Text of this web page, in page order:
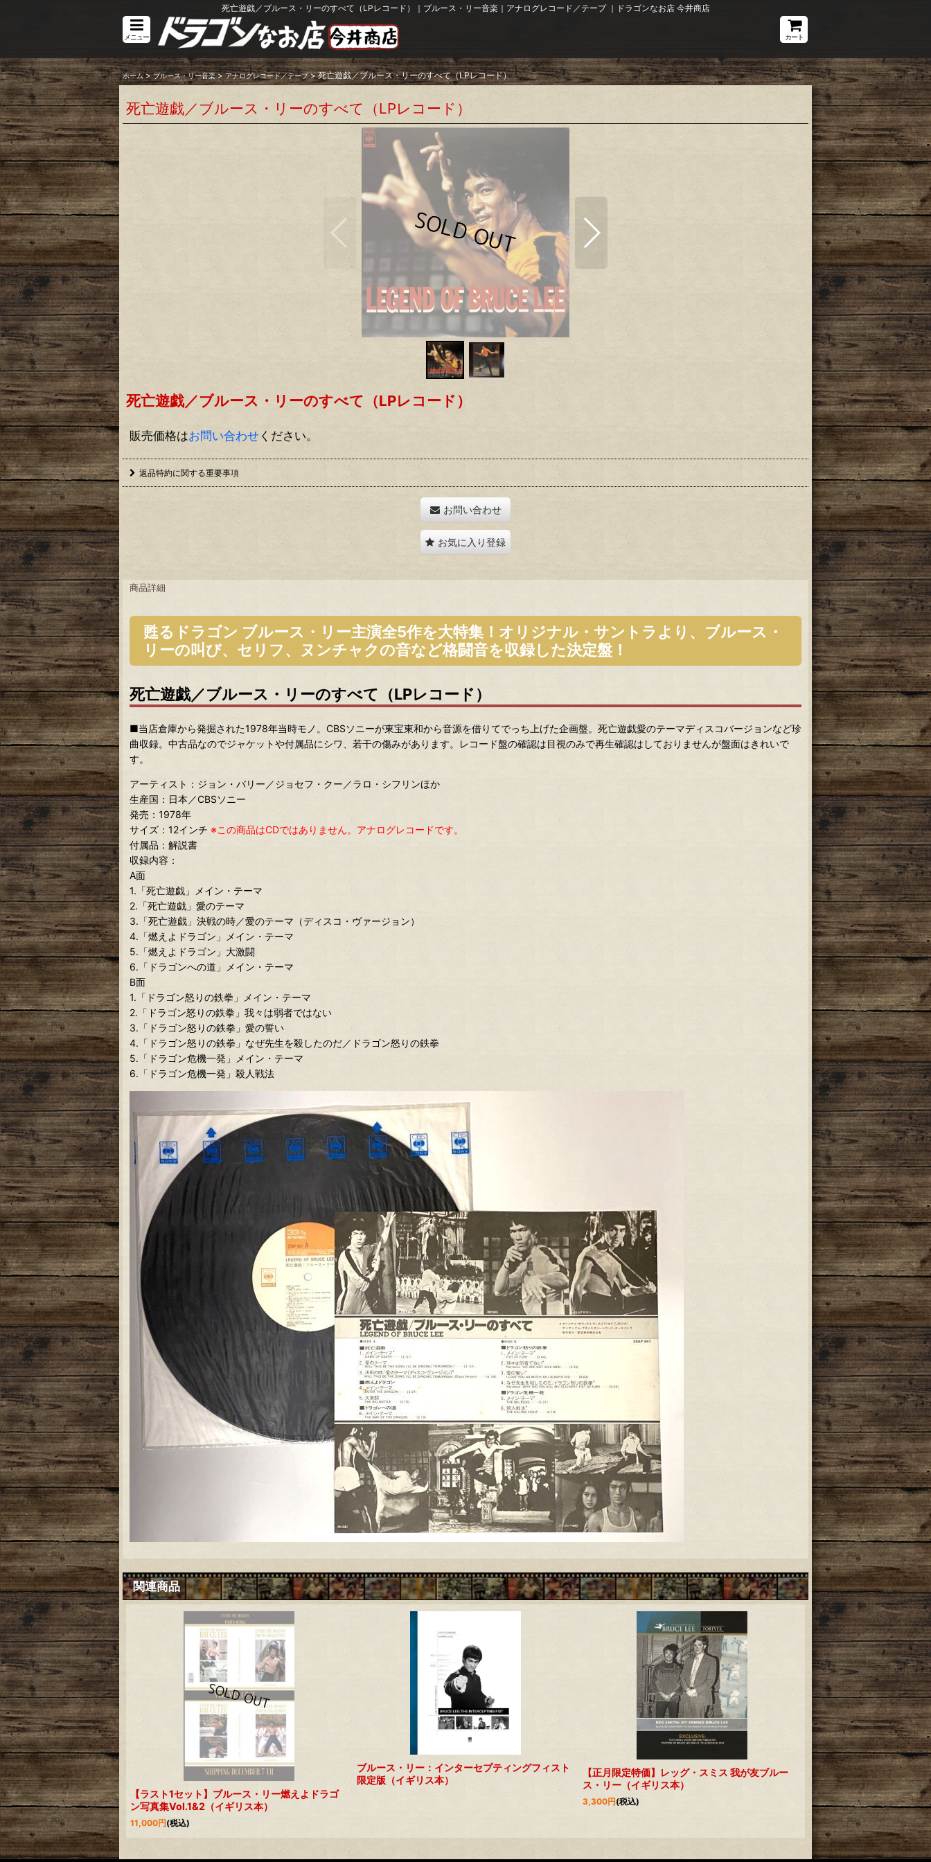
死亡遊戯／ブルース・リーのすべて（LPレコード）｜ブルース・リー音楽｜アナログレコード／テープ ｜ドラゴンなお店 今井商店
メニュー カート
ホーム > ブルース・リー音楽 > アナログレコード／テープ > 死亡遊戯／ブルース・リーのすべて（LPレコード）
死亡遊戯／ブルース・リーのすべて（LPレコード）
死亡遊戯／ブルース・リーのすべて（LPレコード）
販売価格はお問い合わせください。
返品特約に関する重要事項
お問い合わせ
お気に入り登録
商品詳細
甦るドラゴン ブルース・リー主演全5作を大特集！オリジナル・サントラより、ブルース・
リーの叫び、セリフ、ヌンチャクの音など格闘音を収録した決定盤！
死亡遊戯／ブルース・リーのすべて（LPレコード）
■当店倉庫から発掘された1978年当時モノ。CBSソニーが東宝東和から音源を借りてでっち上げた企画盤。死亡遊戯愛のテーマディスコバージョンなど珍
曲収録。中古品なのでジャケットや付属品にシワ、若干の傷みがあります。レコード盤の確認は目視のみで再生確認はしておりませんが盤面はきれいで
す。
アーティスト：ジョン・バリー／ジョセフ・クー／ラロ・シフリンほか
生産国：日本／CBSソニー
発売：1978年
サイズ：12インチ ※この商品はCDではありません。アナログレコードです。
付属品：解説書
収録内容：
A面
1.「死亡遊戯」メイン・テーマ
2.「死亡遊戯」愛のテーマ
3.「死亡遊戯」決戦の時／愛のテーマ（ディスコ・ヴァージョン）
4.「燃えよドラゴン」メイン・テーマ
5.「燃えよドラゴン」大激闘
6.「ドラゴンへの道」メイン・テーマ
B面
1.「ドラゴン怒りの鉄拳」メイン・テーマ
2.「ドラゴン怒りの鉄拳」我々は弱者ではない
3.「ドラゴン怒りの鉄拳」愛の誓い
4.「ドラゴン怒りの鉄拳」なぜ先生を殺したのだ／ドラゴン怒りの鉄拳
5.「ドラゴン危機一発」メイン・テーマ
6.「ドラゴン危機一発」殺人戦法
関連商品
【ラスト1セット】ブルース・リー燃えよドラゴ
ン写真集Vol.1&2（イギリス本）
11,000円(税込)
ブルース・リー：インターセプティングフィスト
限定版（イギリス本）
【正月限定特価】レッグ・スミス 我が友ブルー
ス・リー（イギリス本）
3,300円(税込)